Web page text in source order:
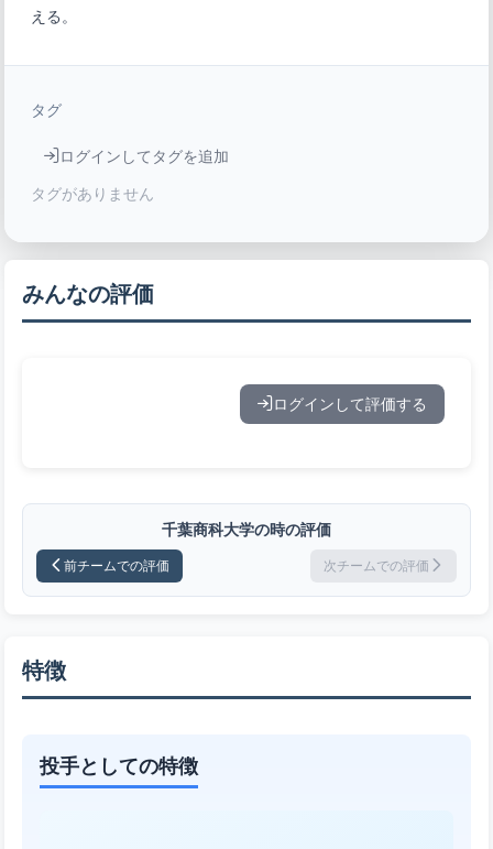
える。
タグ
ログインしてタグを追加
タグがありません
みんなの評価
ログインして評価する
千葉商科大学の時の評価
前チームでの評価 次チームでの評価
特徴
投手としての特徴